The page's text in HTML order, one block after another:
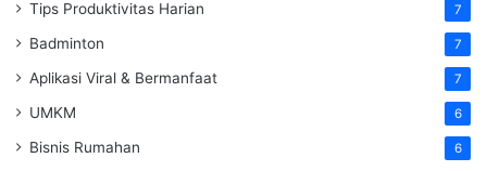
Tips Produktivitas Harian 7
Badminton 7
Aplikasi Viral & Bermanfaat 7
UMKM 6
Bisnis Rumahan 6